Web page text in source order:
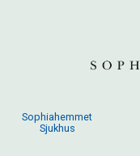
Sophiahemmet
Sjukhus